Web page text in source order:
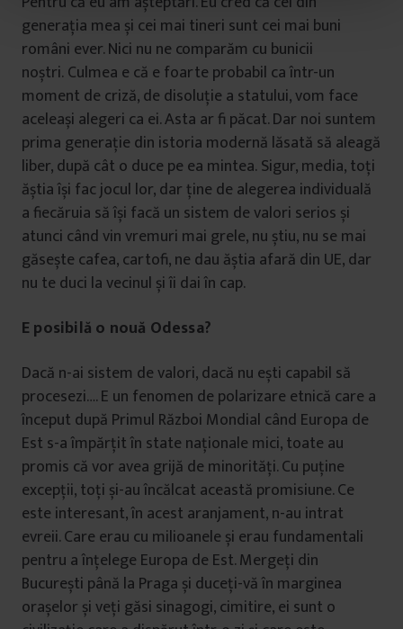
generația mea și cei mai tineri sunt cei mai buni
români ever. Nici nu ne comparăm cu bunicii
noștri. Culmea e că e foarte probabil ca într-un
moment de criză, de disoluție a statului, vom face
aceleași alegeri ca ei. Asta ar fi păcat. Dar noi suntem
prima generație din istoria modernă lăsată să aleagă
liber, după cât o duce pe ea mintea. Sigur, media, toți
ăștia își fac jocul lor, dar ține de alegerea individuală
a fiecăruia să își facă un sistem de valori serios și
atunci când vin vremuri mai grele, nu știu, nu se mai
găsește cafea, cartofi, ne dau ăștia afară din UE, dar
nu te duci la vecinul și îi dai în cap.
E posibilă o nouă Odessa?
Dacă n-ai sistem de valori, dacă nu ești capabil să
procesezi…. E un fenomen de polarizare etnică care a
început după Primul Război Mondial când Europa de
Est s-a împărțit în state naționale mici, toate au
promis că vor avea grijă de minorități. Cu puține
excepții, toți și-au încălcat această promisiune. Ce
este interesant, în acest aranjament, n-au intrat
evreii. Care erau cu milioanele și erau fundamentali
pentru a înțelege Europa de Est. Mergeți din
București până la Praga și duceți-vă în marginea
orașelor și veți găsi sinagogi, cimitire, ei sunt o